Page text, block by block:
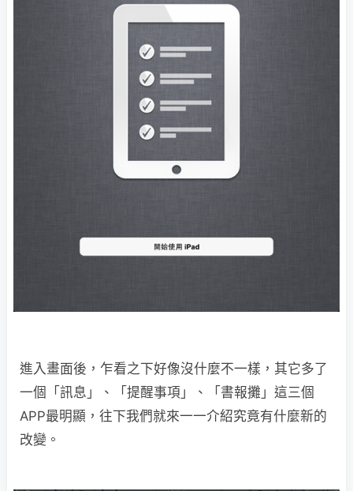
進入畫面後，乍看之下好像沒什麼不一樣，其它多了
一個「訊息」、「提醒事項」、「書報攤」這三個
APP最明顯，往下我們就來一一介紹究竟有什麼新的
改變。